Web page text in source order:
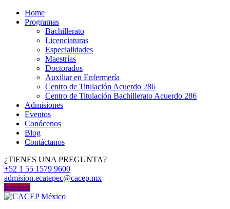
Home
Programas
Bachillerato
Licenciaturas
Especialidades
Maestrías
Doctorados
Auxiliar en Enfermería
Centro de Titulación Acuerdo 286
Centro de Titulación Bachillerato Acuerdo 286
Admisiones
Eventos
Conócenos
Blog
Contáctanos
¿TIENES UNA PREGUNTA?
+52 1 55 1579 9600
admision.ecatepec@cacep.mx
Ingresar